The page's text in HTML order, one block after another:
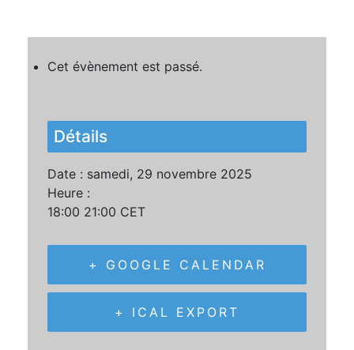
Cet évènement est passé.
Détails
Date : samedi, 29 novembre 2025
Heure :
18:00 21:00 CET
+ GOOGLE CALENDAR
+ ICAL EXPORT